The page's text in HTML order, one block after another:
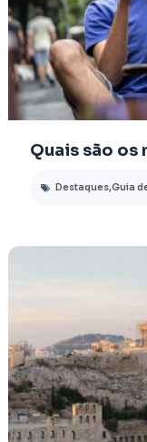
Quais são os
Destaques,Guia